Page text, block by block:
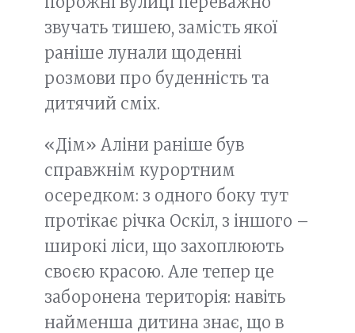
звучать тишею, замість якої
раніше лунали щоденні
розмови про буденність та
дитячий сміх.
«Дім» Аліни раніше був
справжнім курортним
осередком: з одного боку тут
протікає річка Оскіл, з іншого –
широкі ліси, що захоплюють
своєю красою. Але тепер це
заборонена територія: навіть
найменша дитина знає, що в